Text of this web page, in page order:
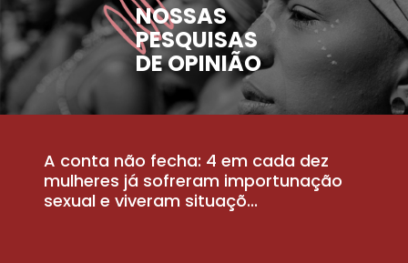
NOSSAS
PESQUISAS
DE OPINIÃO
A conta não fecha: 4 em cada dez
mulheres já sofreram importunação
sexual e viveram situaçõ...